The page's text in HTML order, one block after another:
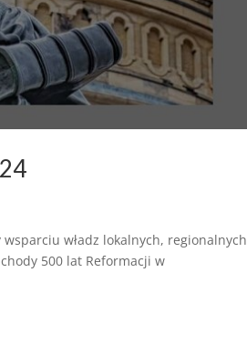
władz lokalnych, regionalnych
500 lat Reformacji w